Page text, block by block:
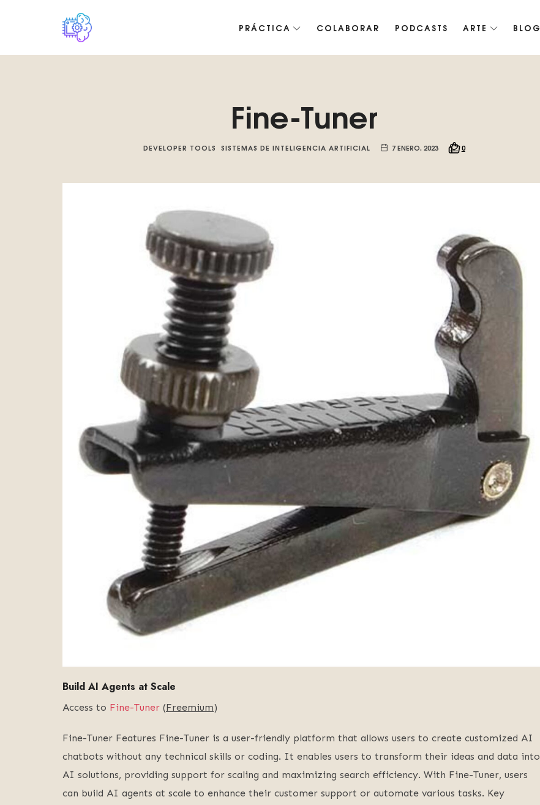
PRÁCTICA COLABORAR PODCASTS ARTE BLOG
Fine-Tuner
DEVELOPER TOOLS SISTEMAS DE INTELIGENCIA ARTIFICIAL 7 ENERO, 2023 0
Build AI Agents at Scale
Access to Fine-Tuner (Freemium)
Fine-Tuner Features Fine-Tuner is a user-friendly platform that allows users to create customized AI
chatbots without any technical skills or coding. It enables users to transform their ideas and data into
AI solutions, providing support for scaling and maximizing search efficiency. With Fine-Tuner, users
can build AI agents at scale to enhance their customer support or automate various tasks. Key